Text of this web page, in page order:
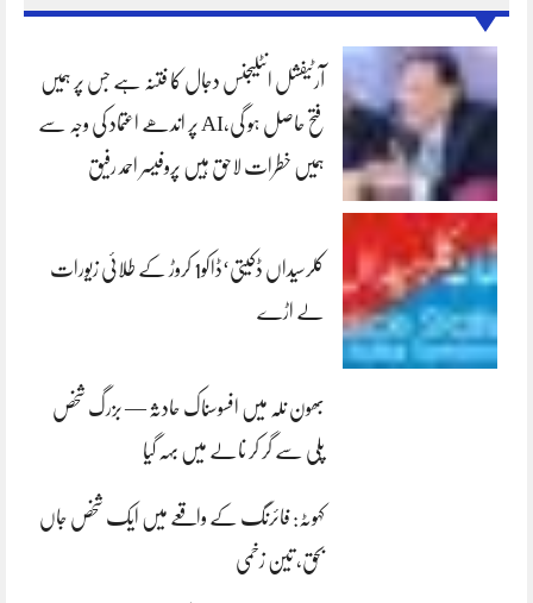
آرٹیفشل انٹلیجنس دجال کا فتنہ ہے جس پر ہمیں
فتح حاصل ہو گی،AI پر اندھے اعتماد کی وجہ سے
ہمیں خطرات لاحق ہیں پروفیسر احمد رفیق
کلرسیداں ڈکیتی‘ڈاکو1 کروڑ کے طلائی زیورات
لے اڑے
بھون نلہ میں افسوسناک حادثہ — بزرگ شخص
پلی سے گر کر نالے میں بہہ گیا
کہوٹہ: فائرنگ کے واقعے میں ایک شخص جاں
بحق، تین زخمی